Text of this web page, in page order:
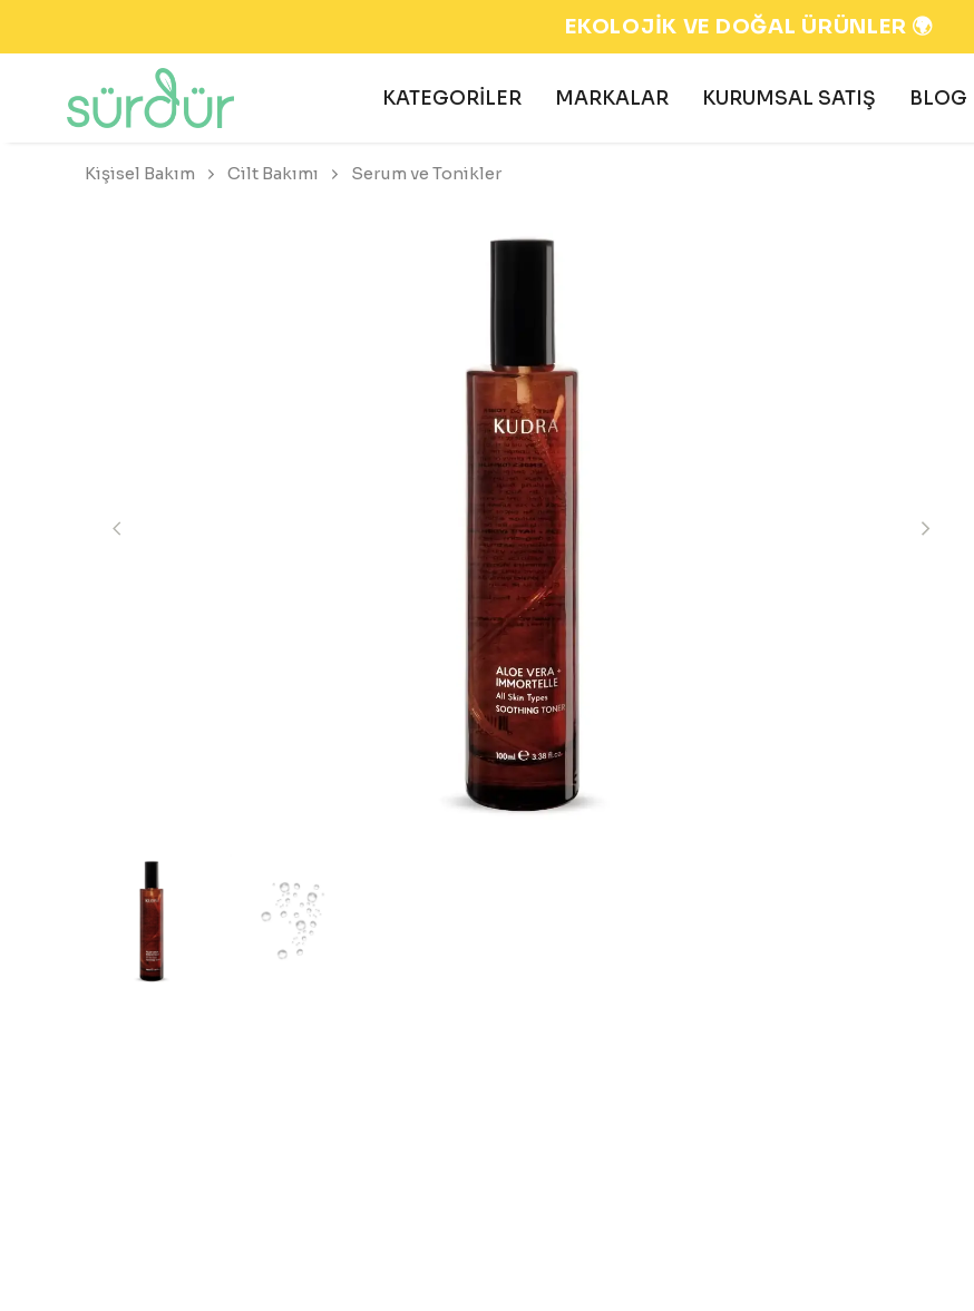
EKOLOJİK VE DOĞAL ÜRÜNLER 🌍
KATEGORİLER MARKALAR KURUMSAL SATIŞ BLOG
Kişisel Bakım Cilt Bakımı Serum ve Tonikler